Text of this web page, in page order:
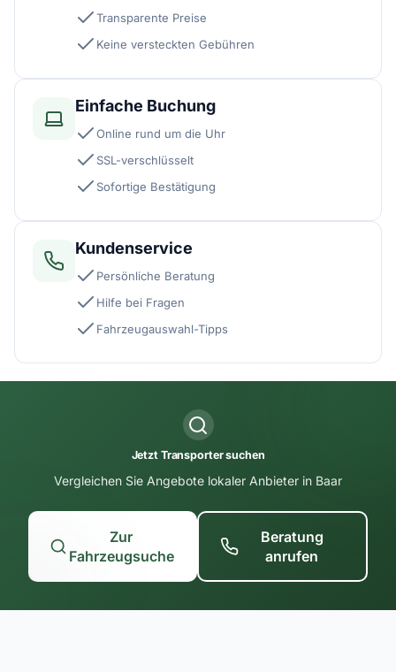
Transparente Preise
Keine versteckten Gebühren
Einfache Buchung
Online rund um die Uhr
SSL-verschlüsselt
Sofortige Bestätigung
Kundenservice
Persönliche Beratung
Hilfe bei Fragen
Fahrzeugauswahl-Tipps
Jetzt Transporter suchen
Vergleichen Sie Angebote lokaler Anbieter in Baar
Zur
Fahrzeugsuche
Beratung
anrufen